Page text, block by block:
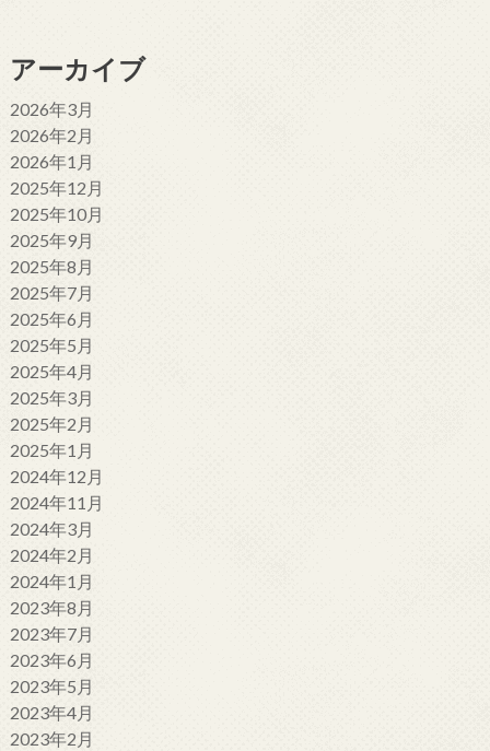
アーカイブ
2026年3月
2026年2月
2026年1月
2025年12月
2025年10月
2025年9月
2025年8月
2025年7月
2025年6月
2025年5月
2025年4月
2025年3月
2025年2月
2025年1月
2024年12月
2024年11月
2024年3月
2024年2月
2024年1月
2023年8月
2023年7月
2023年6月
2023年5月
2023年4月
2023年2月